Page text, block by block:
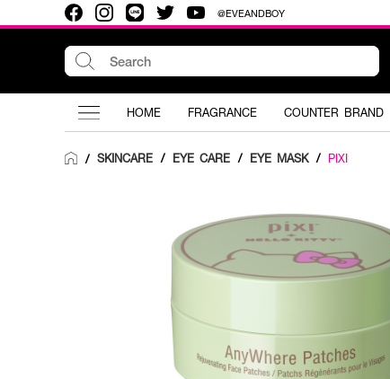
@EVEANDBOY
HOME FRAGRANCE COUNTER BRAND
/ SKINCARE / EYE CARE / EYE MASK / PIXI